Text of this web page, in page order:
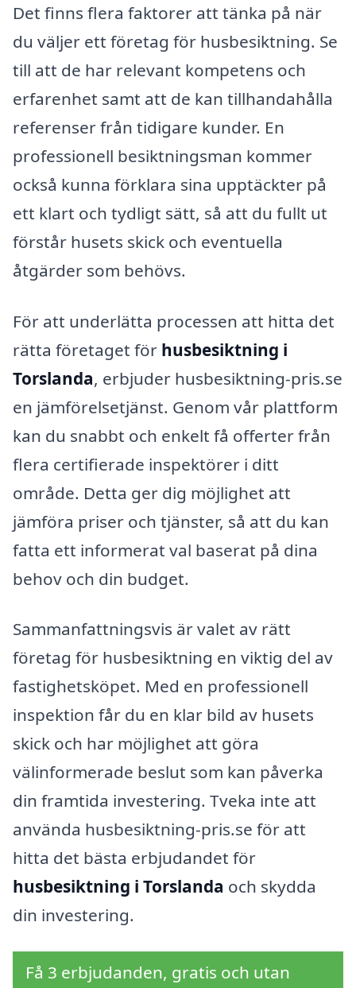
Det finns flera faktorer att tänka på när
du väljer ett företag för husbesiktning. Se
till att de har relevant kompetens och
erfarenhet samt att de kan tillhandahålla
referenser från tidigare kunder. En
professionell besiktningsman kommer
också kunna förklara sina upptäckter på
ett klart och tydligt sätt, så att du fullt ut
förstår husets skick och eventuella
åtgärder som behövs.
För att underlätta processen att hitta det
rätta företaget för husbesiktning i
Torslanda, erbjuder husbesiktning-pris.se
en jämförelsetjänst. Genom vår plattform
kan du snabbt och enkelt få offerter från
flera certifierade inspektörer i ditt
område. Detta ger dig möjlighet att
jämföra priser och tjänster, så att du kan
fatta ett informerat val baserat på dina
behov och din budget.
Sammanfattningsvis är valet av rätt
företag för husbesiktning en viktig del av
fastighetsköpet. Med en professionell
inspektion får du en klar bild av husets
skick och har möjlighet att göra
välinformerade beslut som kan påverka
din framtida investering. Tveka inte att
använda husbesiktning-pris.se för att
hitta det bästa erbjudandet för
husbesiktning i Torslanda och skydda
din investering.
Få 3 erbjudanden, gratis och utan